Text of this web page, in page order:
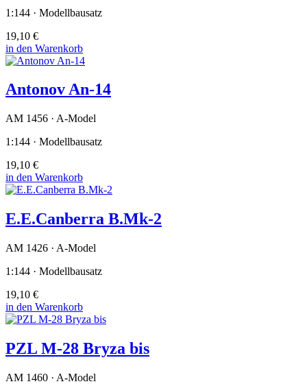
1:144 · Modellbausatz
19,10 €
in den Warenkorb
Antonov An-14
AM 1456 · A-Model
1:144 · Modellbausatz
19,10 €
in den Warenkorb
E.E.Canberra B.Mk-2
AM 1426 · A-Model
1:144 · Modellbausatz
19,10 €
in den Warenkorb
PZL M-28 Bryza bis
AM 1460 · A-Model